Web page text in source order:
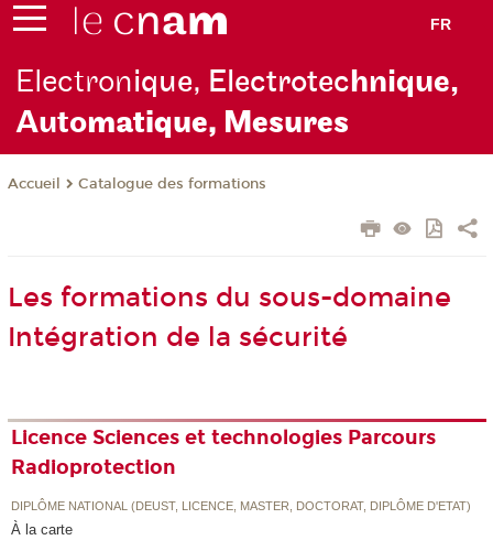
FR
Electronique, Electrotechnique,
Automatique, Mesures
Accueil Catalogue des formations
Les formations du sous-domaine
Intégration de la sécurité
Licence Sciences et technologies Parcours
Radioprotection
DIPLÔME NATIONAL (DEUST, LICENCE, MASTER, DOCTORAT, DIPLÔME D'ETAT)
À la carte